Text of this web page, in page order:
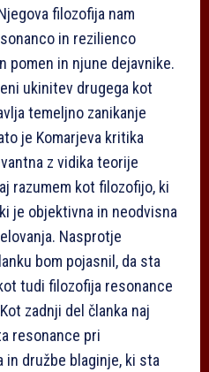
filozofija nam
in rezilienco
pomen in njune dejavnike.
ukinitev drugega kot
temeljno zanikanje
je Komarjeva kritika
z vidika teorije
razumem kot filozofijo, ki
je objektivna in neodvisna
Nasprotje
bom pojasnil, da sta
tudi filozofija resonance
zadnji del članka naj
resonance pri
in družbe blaginje, ki sta